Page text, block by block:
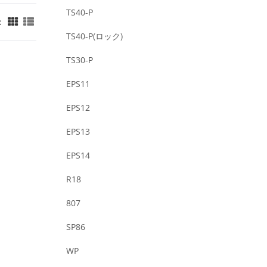
TS40-P
TS40-P(ロック)
TS30-P
EPS11
EPS12
EPS13
EPS14
R18
807
SP86
WP